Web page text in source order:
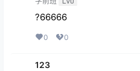
?66666
0 0
123